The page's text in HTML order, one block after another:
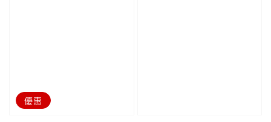
優惠